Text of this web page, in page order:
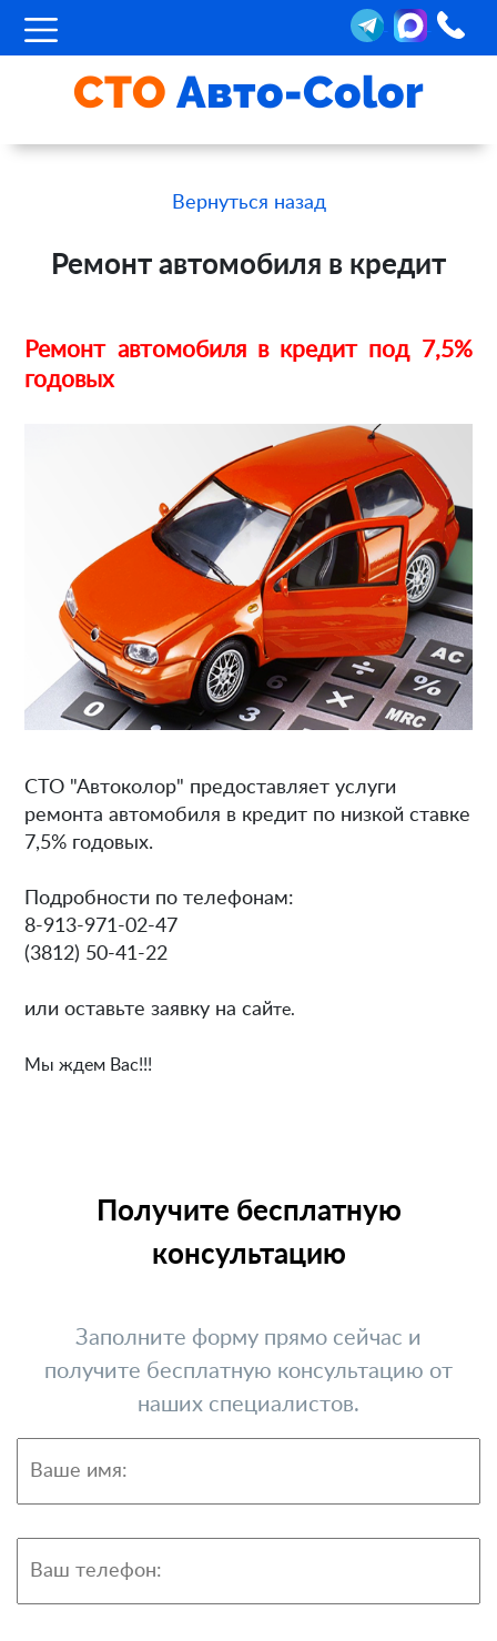
СТО Авто-Color
Ремонт автомобиля в кредит
Вернуться назад
Ремонт автомобиля в кредит под 7,5%
годовых
СТО "Автоколор" предоставляет услуги
ремонта автомобиля в кредит по низкой ставке
7,5% годовых.
Подробности по телефонам:
8-913-971-02-47
(3812) 50-41-22
или оставьте заявку на сайте.
Мы ждем Вас!!!
Получите бесплатную
консультацию
Заполните форму прямо сейчас и
получите бесплатную консультацию от
наших специалистов.